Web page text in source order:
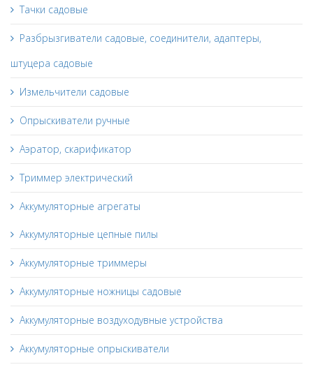
Тачки садовые
Разбрызгиватели садовые, соединители, адаптеры,
штуцера садовые
Измельчители садовые
Опрыскиватели ручные
Аэратор, скарификатор
Триммер электрический
Аккумуляторные агрегаты
Аккумуляторные цепные пилы
Аккумуляторные триммеры
Аккумуляторные ножницы садовые
Аккумуляторные воздуходувные устройства
Аккумуляторные опрыскиватели